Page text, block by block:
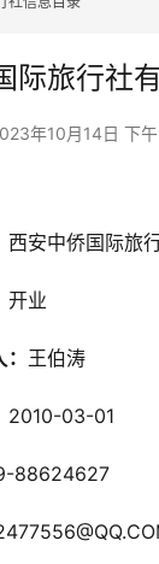
际旅行社
年10月14日 下
西安中侨国际旅
开业
王伯涛
2010-03-01
88624627